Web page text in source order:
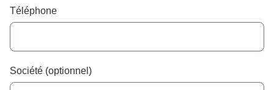
Téléphone
Société (optionnel)